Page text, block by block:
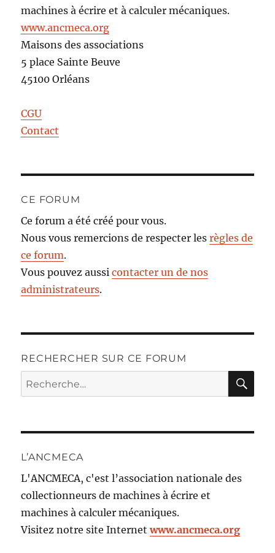
machines à écrire et à calculer mécaniques.
www.ancmeca.org
Maisons des associations
5 place Sainte Beuve
45100 Orléans
CGU
Contact
CE FORUM
Ce forum a été créé pour vous.
Nous vous remercions de respecter lesrègles de
ce forum.
Vous pouvez aussicontacter un de nos
administrateurs.
RECHERCHER SUR CE FORUM
Recherche
pour :
L’ANCMECA
L'ANCMECA, c'est l’association nationale des
collectionneurs de machines à écrire et
machines à calculer mécaniques.
Visitez notre site Internetwww.ancmeca.org